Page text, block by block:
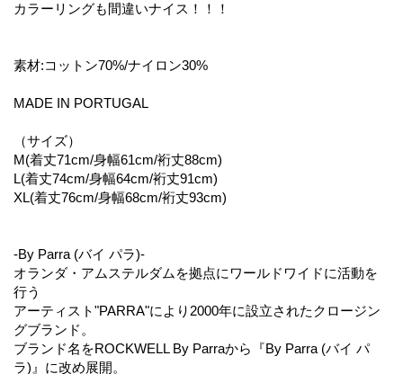
カラーリングも間違いナイス！！！
素材:コットン70%/ナイロン30%
MADE IN PORTUGAL
（サイズ）
M(着丈71cm/身幅61cm/裄丈88cm)
L(着丈74cm/身幅64cm/裄丈91cm)
XL(着丈76cm/身幅68cm/裄丈93cm)
-By Parra (バイ パラ)-
オランダ・アムステルダムを拠点にワールドワイドに活動を
行う
アーティスト"PARRA"により2000年に設立されたクロージン
グブランド。
ブランド名をROCKWELL By Parraから『By Parra (バイ パ
ラ)』に改め展開。